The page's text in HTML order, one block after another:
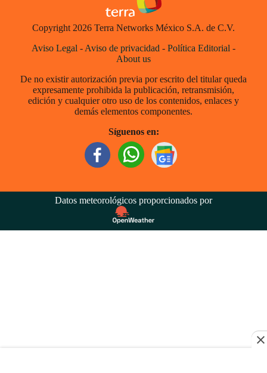
Copyright 2026 Terra Networks México S.A. de C.V.
Aviso Legal - Aviso de privacidad - Política Editorial -
About us
De no existir autorización previa por escrito del titular queda
expresamente prohibida la publicación, retransmisión,
edición y cualquier otro uso de los contenidos, enlaces y
demás elementos componentes.
Síguenos en:
Datos meteorológicos proporcionados por